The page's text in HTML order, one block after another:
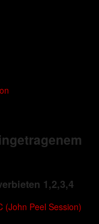
1,2,3,4
(John Peel Session)